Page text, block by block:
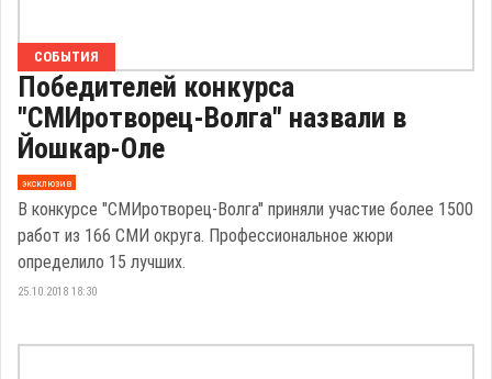
СОБЫТИЯ
Победителей конкурса
"СМИротворец-Волга" назвали в
Йошкар-Оле
эксклюзив
В конкурсе "СМИротворец-Волга" приняли участие более 1500
работ из 166 СМИ округа. Профессиональное жюри
определило 15 лучших.
25.10.2018 18:30